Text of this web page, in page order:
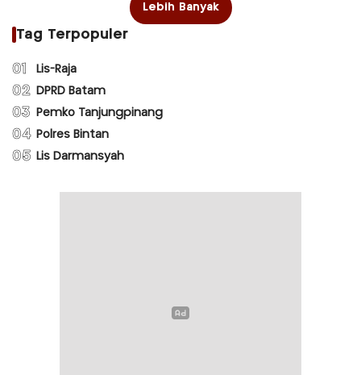
Lebih Banyak
Tag Terpopuler
01 Lis-Raja
02 DPRD Batam
03 Pemko Tanjungpinang
04 Polres Bintan
05 Lis Darmansyah